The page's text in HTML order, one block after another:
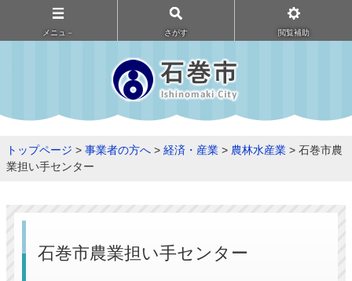
メニュ－ さがす 閲覧補助
トップページ > 事業者の方へ > 経済・産業 > 農林水産業 > 石巻市農
業担い手センター
石巻市農業担い手センター